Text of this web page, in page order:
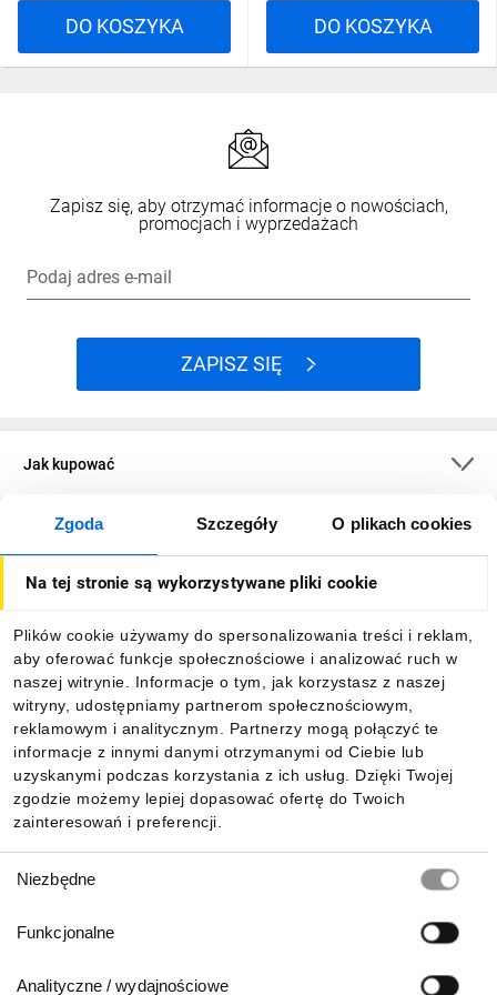
Zgoda Szczegóły O plikach cookies
Na tej stronie są wykorzystywane pliki cookie
Plików cookie używamy do spersonalizowania treści i reklam,
aby oferować funkcje społecznościowe i analizować ruch w
naszej witrynie. Informacje o tym, jak korzystasz z naszej
witryny, udostępniamy partnerom społecznościowym,
reklamowym i analitycznym. Partnerzy mogą połączyć te
informacje z innymi danymi otrzymanymi od Ciebie lub
uzyskanymi podczas korzystania z ich usług. Dzięki Twojej
zgodzie możemy lepiej dopasować ofertę do Twoich
zainteresowań i preferencji.
zgody
Niezbędne
Funkcjonalne
Analityczne / wydajnościowe
DO KOSZYKA DO KOSZYKA
Zapisz się, aby otrzymać informacje o nowościach,
promocjach i wyprzedażach
Podaj adres e-mail
ZAPISZ SIĘ
Jak kupować
O firmie
Informacje
Pobierz naszą aplikację mobilną: